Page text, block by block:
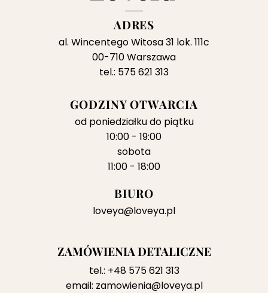
ADRES
al. Wincentego Witosa 31 lok. 111c
00-710 Warszawa
tel.: 575 621 313
GODZINY OTWARCIA
od poniedziałku do piątku
10:00 - 19:00
sobota
11:00 - 18:00
BIURO
loveya@loveya.pl
ZAMÓWIENIA DETALICZNE
tel.: +48 575 621 313
email: zamowienia@loveya.pl